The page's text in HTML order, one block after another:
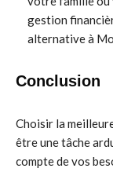
gestion
alternative à
Conclusion
Choisir la
être une tâche
compte de vos